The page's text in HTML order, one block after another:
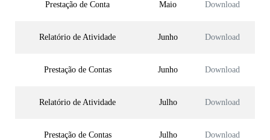
Prestação de Conta Maio Download
Relatório de Atividade Junho Download
Prestação de Contas Junho Download
Relatório de Atividade Julho Download
Prestação de Contas Julho Download